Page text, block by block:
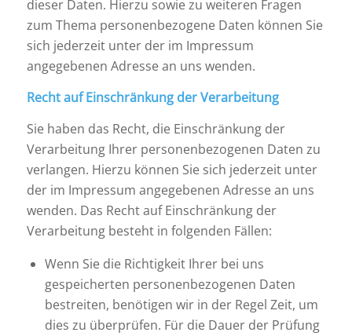
dieser Daten. Hierzu sowie zu weiteren Fragen
zum Thema personenbezogene Daten können Sie
sich jederzeit unter der im Impressum
angegebenen Adresse an uns wenden.
Recht auf Einschränkung der Verarbeitung
Sie haben das Recht, die Einschränkung der
Verarbeitung Ihrer personenbezogenen Daten zu
verlangen. Hierzu können Sie sich jederzeit unter
der im Impressum angegebenen Adresse an uns
wenden. Das Recht auf Einschränkung der
Verarbeitung besteht in folgenden Fällen:
Wenn Sie die Richtigkeit Ihrer bei uns
gespeicherten personenbezogenen Daten
bestreiten, benötigen wir in der Regel Zeit, um
dies zu überprüfen. Für die Dauer der Prüfung